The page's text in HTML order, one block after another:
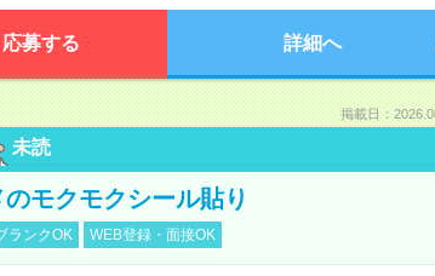
応募する 詳細へ
掲載日：
未読
モクモクシール貼り
ランクOK WEB登録・面接OK